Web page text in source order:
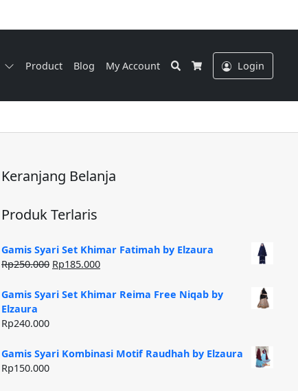
Product Blog My Account
Search
Cart
Login
Keranjang Belanja
Produk Terlaris
Gamis Syari Set Khimar Fatimah by Elzaura
Rp250.000 Harga
adalah:
Rp185.000Harga
ini
Gamis Syari Set Khimar Reima Free Niqab by
Elzaura
Rp240.000
Gamis Syari Kombinasi Motif Raudhah by Elzaura
Rp150.000